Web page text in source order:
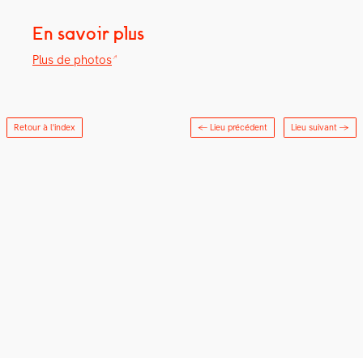
En savoir plus
Plus de pho­tos
Retour à l'index ← Lieu précédent Lieu suivant →